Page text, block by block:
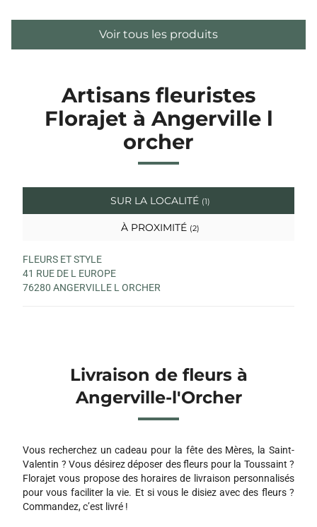
Voir tous les produits
Artisans fleuristes
Florajet à Angerville l
orcher
SUR LA LOCALITÉ (1)
À PROXIMITÉ (2)
FLEURS ET STYLE
41 RUE DE L EUROPE
76280 ANGERVILLE L ORCHER
Livraison de fleurs à
Angerville-l'Orcher
Vous recherchez un cadeau pour la fête des Mères, la Saint-
Valentin ? Vous désirez déposer des fleurs pour la Toussaint ?
Florajet vous propose des horaires de livraison personnalisés
pour vous faciliter la vie. Et si vous le disiez avec des fleurs ?
Commandez, c’est livré !